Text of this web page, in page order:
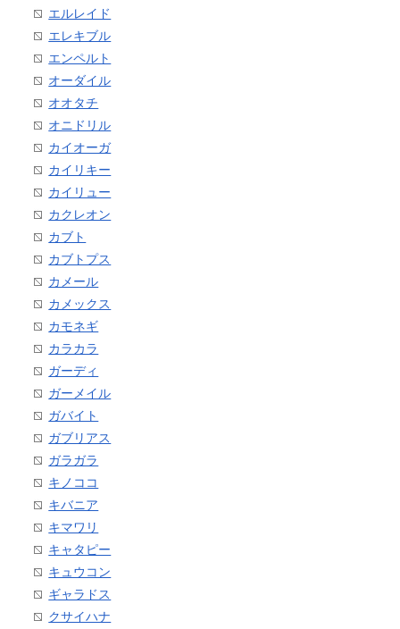
エルレイド
エレキブル
エンペルト
オーダイル
オオタチ
オニドリル
カイオーガ
カイリキー
カイリュー
カクレオン
カブト
カブトプス
カメール
カメックス
カモネギ
カラカラ
ガーディ
ガーメイル
ガバイト
ガブリアス
ガラガラ
キノココ
キバニア
キマワリ
キャタピー
キュウコン
ギャラドス
クサイハナ